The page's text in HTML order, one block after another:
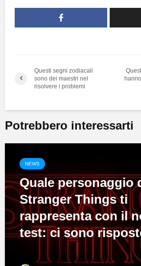
Questi segni zodiacali
sono dei maestri nel
risolvere i problemi
Potrebbero interessarti
NEWS
Quale personaggio
Stranger Things ti
rappresenta con il
test: ci sono